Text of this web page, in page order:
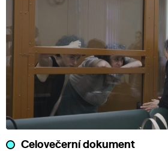
Celovečerní dokument